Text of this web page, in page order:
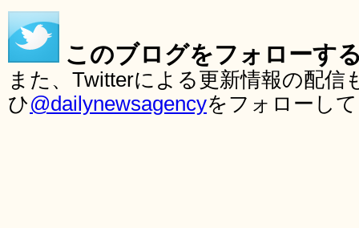
このブログをフォローす
また、Twitterによる更新情報の配
ひ@dailynewsagencyをフォローし